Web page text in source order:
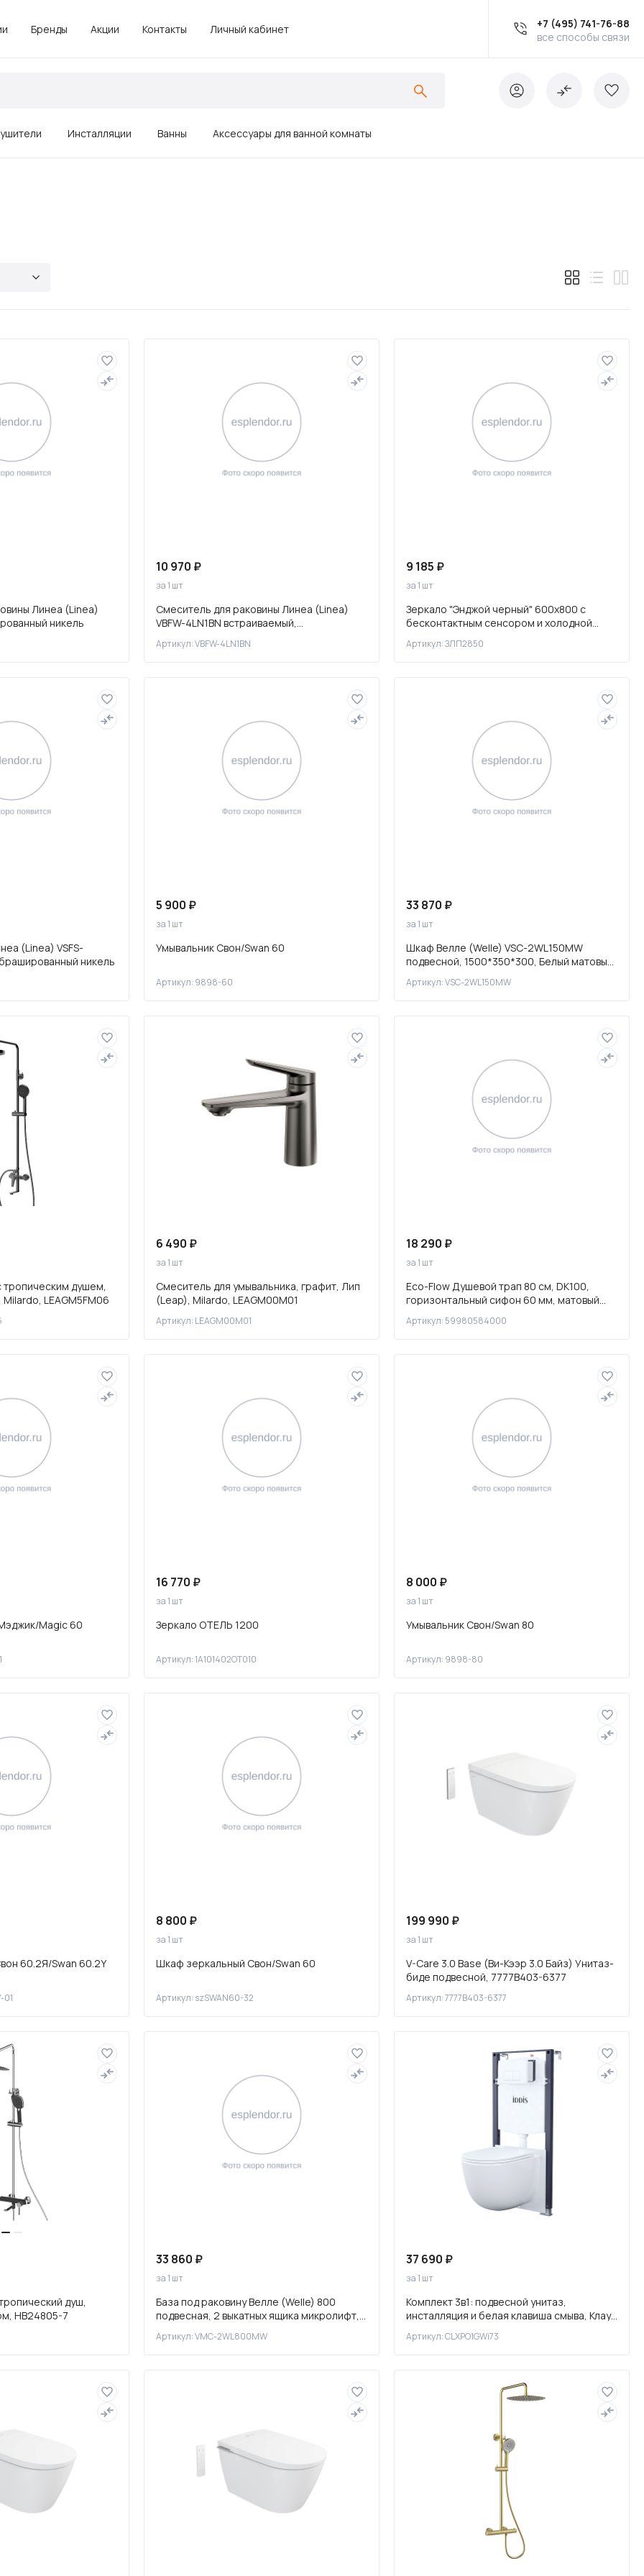
Бренды Акции Контакты Личный кабинет
+7 (495) 741-76-88
все способы связи
Зеркала
Полотенцесушители Слив и канализация
Инсталляции Ванны Аксессуары для ванной комнаты
Линеа (Linea)
никель
10 970 ₽
за 1 шт
Смеситель для раковины Линеа (Linea)
VBFW-4LN1BN встраиваемый,
Артикул: VBFW-4LN1BN
9 185 ₽
за 1 шт
Зеркало "Энджой черный" 600х800 с
бесконтактным сенсором и холодной
Артикул: ЗЛП2850
(Linea) VSFS-
никель
5 900 ₽
за 1 шт
Умывальник Свон/Swan 60
Артикул: 9898-60
33 870 ₽
за 1 шт
Шкаф Велле (Welle) VSC-2WL150MW
подвесной, 1500*350*300, Белый матовый
Артикул: VSC-2WL150MW
душем,
LEAGM5FM06
6 490 ₽
за 1 шт
Смеситель для умывальника, графит, Лип
(Leap), Milardo, LEAGM00M01
Артикул: LEAGM00M01
18 290 ₽
за 1 шт
Eco-Flow Душевой трап 80 см, DK100,
горизонтальный сифон 60 мм, матовый
Артикул: 59980584000
Magic 60
16 770 ₽
за 1 шт
Зеркало ОТЕЛЬ 1200
Артикул: 1A101402OT010
8 000 ₽
за 1 шт
Умывальник Свон/Swan 80
Артикул: 9898-80
60.2Я/Swan 60.2Y
01
8 800 ₽
за 1 шт
Шкаф зеркальный Свон/Swan 60
Артикул: szSWAN60-32
199 990 ₽
за 1 шт
V-Care 3.0 Base (Ви-Кээр 3.0 Байз) Унитаз-
биде подвесной, 7777B403-6377
Артикул: 7777B403-6377
душ,
HB24805-7
33 860 ₽
за 1 шт
База под раковину Велле (Welle) 800
подвесная, 2 выкатных ящика микролифт,
Артикул: VMC-2WL800MW
37 690 ₽
за 1 шт
Комплект 3в1: подвесной унитаз,
инсталляция и белая клавиша смыва, Клауд
Артикул: CLXPO1GWi73